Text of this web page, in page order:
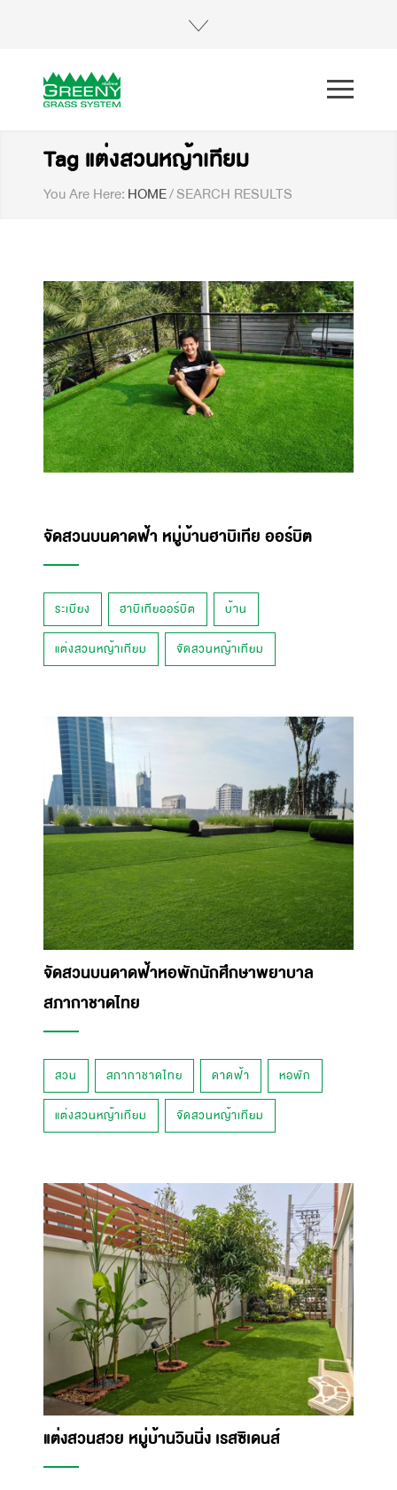
Tag แต่งสวนหญ้าเทียม
You Are Here: HOME/SEARCH RESULTS
จัดสวนบนดาดฟ้า หมู่บ้านฮาบิเทีย ออร์บิต
ระเบียง ฮาบิเทียออร์บิต บ้าน
แต่งสวนหญ้าเทียม จัดสวนหญ้าเทียม
จัดสวนบนดาดฟ้าหอพักนักศึกษาพยาบาล
สภากาชาดไทย
สวน สภากาชาดไทย ดาดฟ้า หอพัก
แต่งสวนหญ้าเทียม จัดสวนหญ้าเทียม
แต่งสวนสวย หมู่บ้านวินนิ่ง เรสซิเดนส์